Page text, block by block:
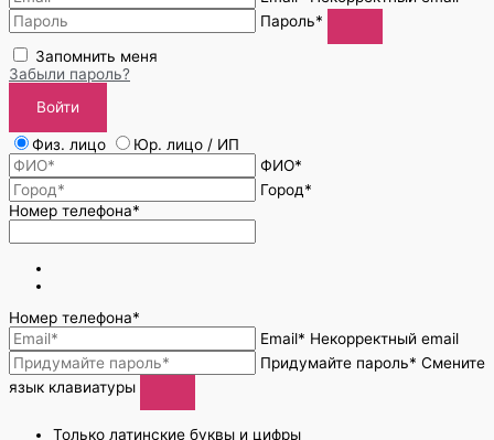
Пароль*
Запомнить меня
Забыли пароль?
Войти
Физ. лицо
Юр. лицо / ИП
ФИО*
Город*
Номер телефона*
Номер телефона*
Email* Некорректный email
Придумайте пароль* Смените
язык клавиатуры
Только латинские буквы и цифры